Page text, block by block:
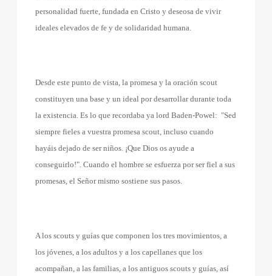
personalidad fuerte, fundada en Cristo y deseosa de vivir
ideales elevados de fe y de solidaridad humana.
Desde este punto de vista, la promesa y la oración scout
constituyen una base y un ideal por desarrollar durante toda
la existencia. Es lo que recordaba ya lord Baden-Powel: "Sed
siempre fieles a vuestra promesa scout, incluso cuando
hayáis dejado de ser niños. ¡Que Dios os ayude a
conseguirlo!". Cuando el hombre se esfuerza por ser fiel a sus
promesas, el Señor mismo sostiene sus pasos.
A los scouts y guías que componen los tres movimientos, a
los jóvenes, a los adultos y a los capellanes que los
acompañan, a las familias, a los antiguos scouts y guías, así